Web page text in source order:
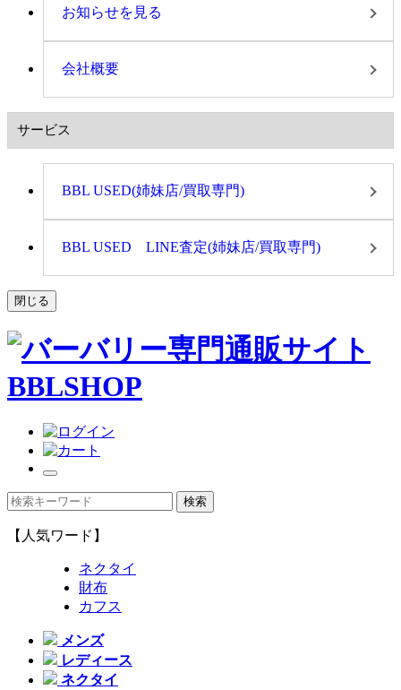
お知らせを見る
会社概要
サービス
BBL USED(姉妹店/買取専門)
BBL USED LINE査定(姉妹店/買取専門)
閉じる
【人気ワード】
ネクタイ
財布
カフス
メンズ
レディース
ネクタイ